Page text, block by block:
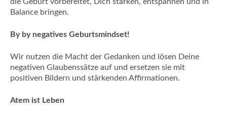
Balance bringen.
By by negatives Geburtsmindset!
Wir nutzen die Macht der Gedanken und lösen Deine
negativen Glaubenssätze auf und ersetzen sie mit
positiven Bildern und stärkenden Affirmationen.
Atem ist Leben